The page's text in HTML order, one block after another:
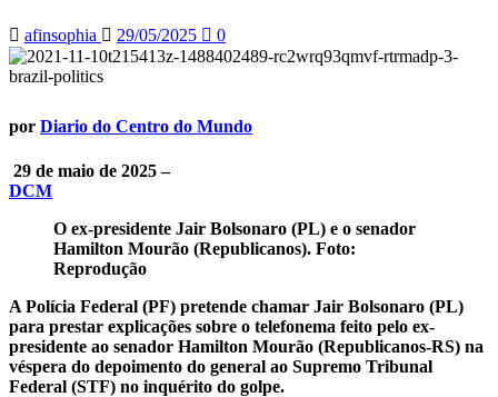
afinsophia 29/05/2025 0
por Diario do Centro do Mundo
29 de maio de 2025 –
DCM
O ex-presidente Jair Bolsonaro (PL) e o senador
Hamilton Mourão (Republicanos). Foto:
Reprodução
A Polícia Federal (PF) pretende chamar Jair Bolsonaro (PL)
para prestar explicações sobre o telefonema feito pelo ex-
presidente ao senador Hamilton Mourão (Republicanos-RS) na
véspera do depoimento do general ao Supremo Tribunal
Federal (STF) no inquérito do golpe.